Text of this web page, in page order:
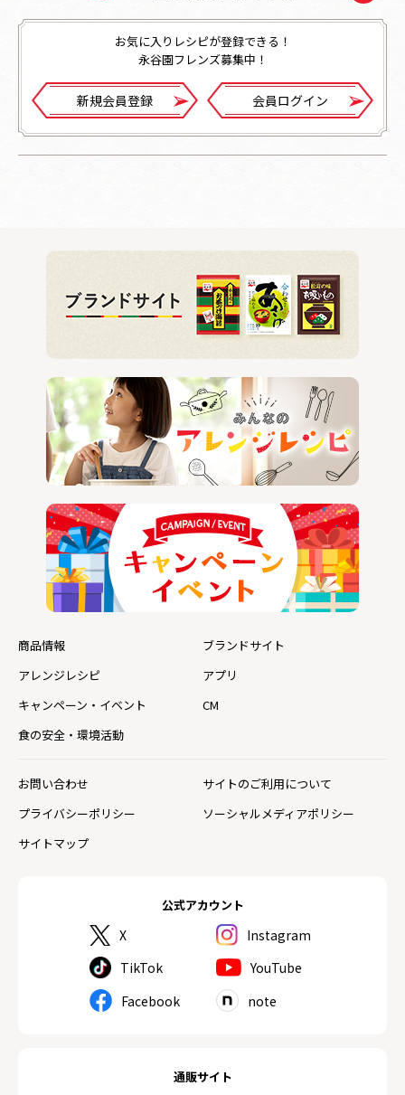
お気に入りレシピが登録できる！
永谷園フレンズ募集中！
新規会員登録 会員ログイン
公式アカウント
X
Instagram
TikTok
YouTube
Facebook
note
通販サイト
商品情報
ブランドサイト
アレンジレシピ
アプリ
キャンペーン・イベント
CM
食の安全・環境活動
お問い合わせ
サイトのご利用について
プライバシーポリシー
ソーシャルメディアポリシー
サイトマップ